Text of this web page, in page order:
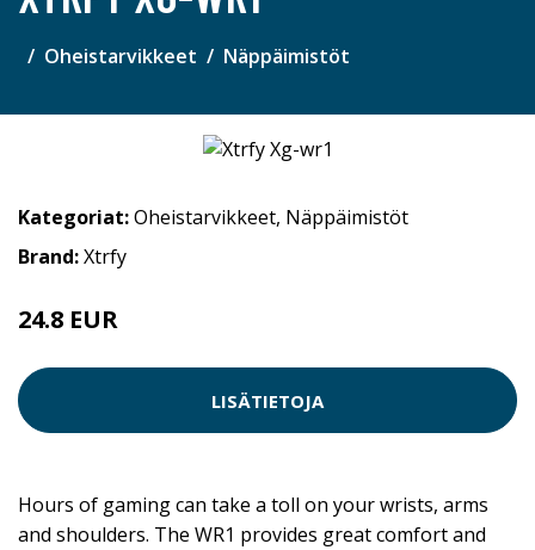
Oheistarvikkeet Näppäimistöt
Kategoriat:Oheistarvikkeet, Näppäimistöt
Brand:Xtrfy
24.8 EUR
LISÄTIETOJA
Hours of gaming can take a toll on your wrists, arms
and shoulders. The WR1 provides great comfort and